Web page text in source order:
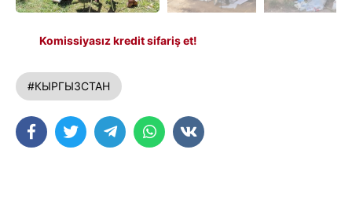
Komissiyasız kredit sifariş et!
#КЫРГЫЗСТАН